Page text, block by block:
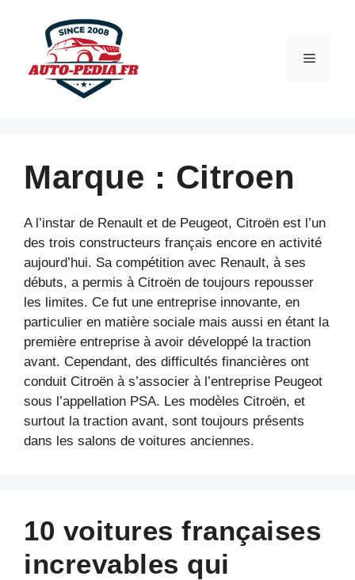
Menu
Marque : Citroen
A l’instar de Renault et de Peugeot, Citroën est l’un
des trois constructeurs français encore en activité
aujourd’hui. Sa compétition avec Renault, à ses
débuts, a permis à Citroën de toujours repousser
les limites. Ce fut une entreprise innovante, en
particulier en matière sociale mais aussi en étant la
première entreprise à avoir développé la traction
avant. Cependant, des difficultés financières ont
conduit Citroën à s’associer à l’entreprise Peugeot
sous l’appellation PSA. Les modèles Citroën, et
surtout la traction avant, sont toujours présents
dans les salons de voitures anciennes.
10 voitures françaises
increvables qui